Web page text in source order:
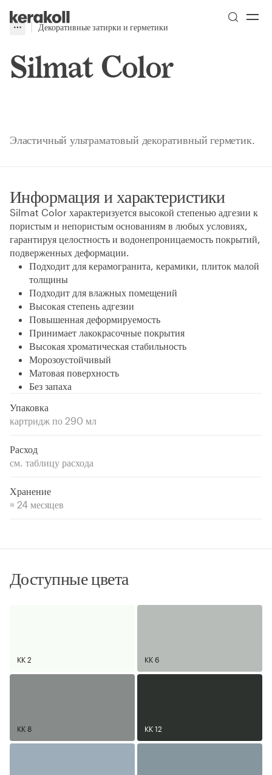
Go to Homepage
More
Toggle menu
Декоративные затирки и герметики
Silmat Color
Эластичный ультраматовый декоративный герметик.
Информация и характеристики
Silmat Color характеризуется высокой степенью адгезии к
пористым и непористым основаниям в любых условиях,
гарантируя целостность и водонепроницаемость покрытий,
подверженных деформации.
Подходит для керамогранита, керамики, плиток малой
толщины
Подходит для влажных помещений
Высокая степень адгезии
Повышенная деформируемость
Принимает лакокрасочные покрытия
Высокая хроматическая стабильность
Морозоустойчивый
Матовая поверхность
Без запаха
Упаковка
картридж по 290 мл
Расход
см. таблицу расхода
Хранение
≈ 24 месяцев
Доступные цвета
KK 2 KK 6
KK 8 KK 12